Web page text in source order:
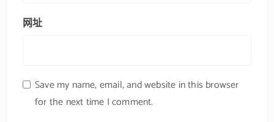
网址
Save my name, email, and website in this browser
for the next time I comment.